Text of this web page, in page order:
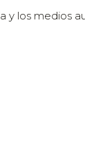
y los medios